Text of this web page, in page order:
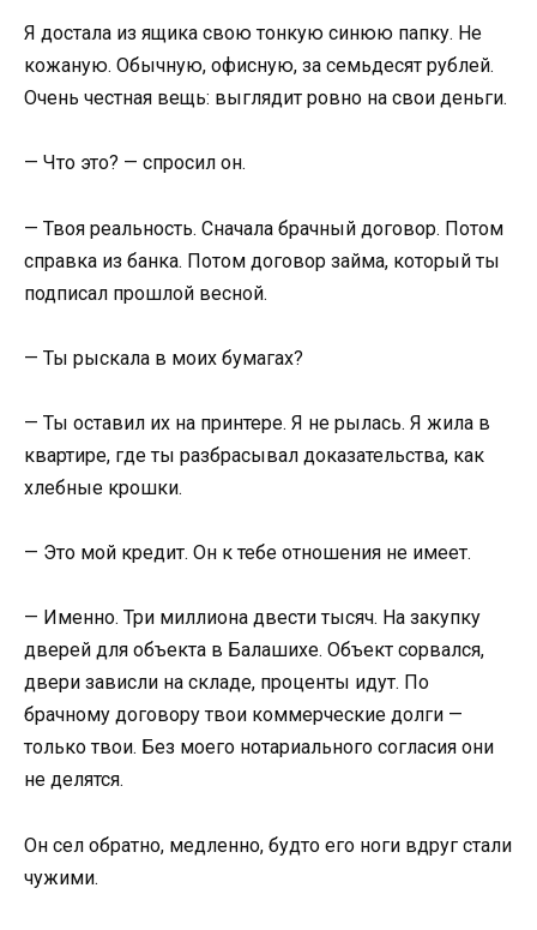
Я достала из ящика свою тонкую синюю папку. Не
кожаную. Обычную, офисную, за семьдесят рублей.
Очень честная вещь: выглядит ровно на свои деньги.
— Что это? — спросил он.
— Твоя реальность. Сначала брачный договор. Потом
справка из банка. Потом договор займа, который ты
подписал прошлой весной.
— Ты рыскала в моих бумагах?
— Ты оставил их на принтере. Я не рылась. Я жила в
квартире, где ты разбрасывал доказательства, как
хлебные крошки.
— Это мой кредит. Он к тебе отношения не имеет.
— Именно. Три миллиона двести тысяч. На закупку
дверей для объекта в Балашихе. Объект сорвался,
двери зависли на складе, проценты идут. По
брачному договору твои коммерческие долги —
только твои. Без моего нотариального согласия они
не делятся.
Он сел обратно, медленно, будто его ноги вдруг стали
чужими.